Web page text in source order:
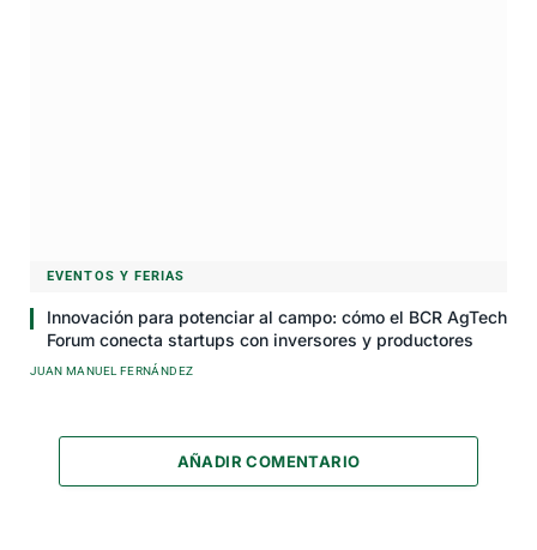
EVENTOS Y FERIAS
Innovación para potenciar al campo: cómo el BCR AgTech
Forum conecta startups con inversores y productores
JUAN MANUEL FERNÁNDEZ
AÑADIR COMENTARIO